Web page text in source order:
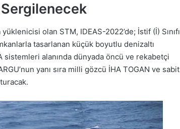
Sergilenecek
olan STM, IDEAS-2022’de; İstif (İ) Sınıfı
tasarlanan küçük boyutlu denizaltı
sistemleri alanında dünyada öncü ve rekabetçi
yanı sıra milli gözcü İHA TOGAN ve sabit